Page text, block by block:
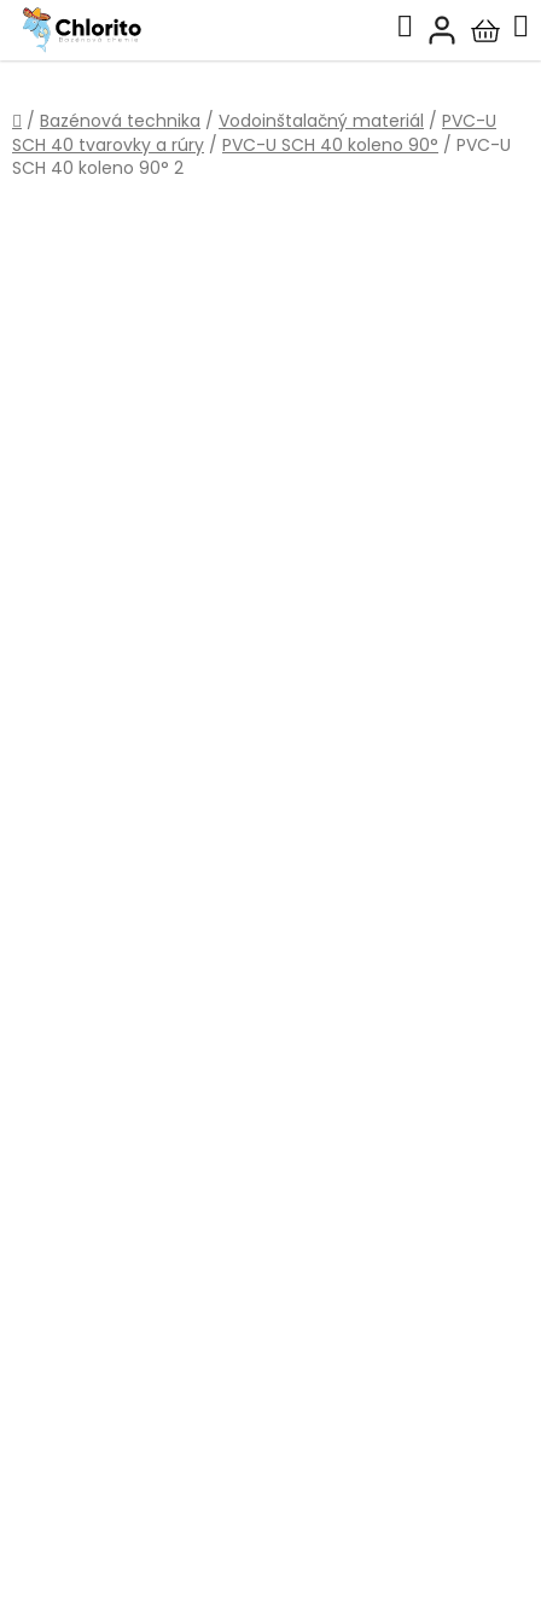
Prejsť
obsah
Hľadať
košík
Domov
/ Bazénová technika / Vodoinštalačný materiál / PVC-U
SCH 40 tvarovky a rúry / PVC-U SCH 40 koleno 90° / PVC-U
SCH 40 koleno 90° 2